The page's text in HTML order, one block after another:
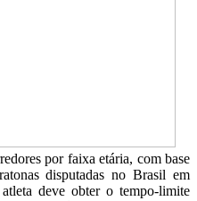
por faixa etária, com base
disputadas no Brasil em
deve obter o tempo-limite